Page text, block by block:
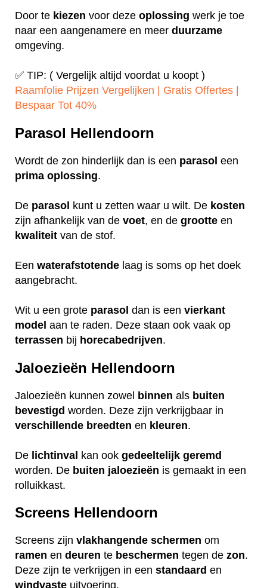
Door te kiezen voor deze oplossing werk je toe
naar een aangenamere en meer duurzame
omgeving.
✅ TIP: ( Vergelijk altijd voordat u koopt )
Raamfolie Prijzen Vergelijken | Gratis Offertes |
Bespaar Tot 40%‎
Parasol Hellendoorn
Wordt de zon hinderlijk dan is een parasol een
prima oplossing.
De parasol kunt u zetten waar u wilt. De kosten
zijn afhankelijk van de voet, en de grootte en
kwaliteit van de stof.
Een waterafstotende laag is soms op het doek
aangebracht.
Wit u een grote parasol dan is een vierkant
model aan te raden. Deze staan ook vaak op
terrassen bij horecabedrijven.
Jaloezieën Hellendoorn
Jaloezieën kunnen zowel binnen als buiten
bevestigd worden. Deze zijn verkrijgbaar in
verschillende breedten en kleuren.
De lichtinval kan ook gedeeltelijk geremd
worden. De buiten jaloezieën is gemaakt in een
rolluikkast.
Screens Hellendoorn
Screens zijn vlakhangende schermen om
ramen en deuren te beschermen tegen de zon.
Deze zijn te verkrijgen in een standaard en
windvaste uitvoering.